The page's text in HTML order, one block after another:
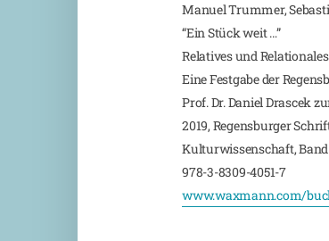
Manuel Trummer,
“Ein Stück weit …”
Relatives und
Eine Festgabe der
Prof. Dr. Daniel Drascek
2019, Regensburger
Kulturwissenschaft, Band
978-3-8309-4051-7
www.waxmann.com/